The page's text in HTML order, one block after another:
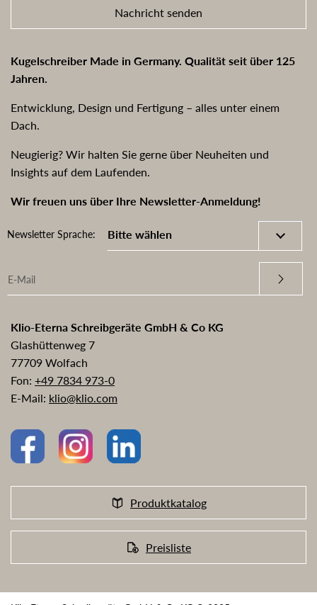
Nachricht senden
Kugelschreiber Made in Germany. Qualität seit über 125
Jahren.
Entwicklung, Design und Fertigung – alles unter einem
Dach.
Neugierig? Wir halten Sie gerne über Neuheiten und
Insights auf dem Laufenden.
Wir freuen uns über Ihre Newsletter-Anmeldung!
Newsletter Sprache:
Klio-Eterna Schreibgeräte GmbH & Co KG
Glashüttenweg 7
77709 Wolfach
Fon: +49 7834 973-0
E-Mail: klio@klio.com
Produktkatalog
Preisliste